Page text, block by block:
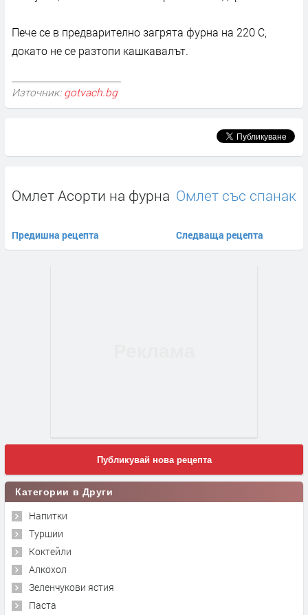
Пече се в предварително загрята фурна на 220 С,
докато не се разтопи кашкавалът.
Източник: gotvach.bg
Омлет Асорти на фурна
Предишна рецепта
Омлет със спанак
Следваща рецепта
Публикувай нова рецепта
Категории в Други
Напитки
Туршии
Коктейли
Алкохол
Зеленчукови ястия
Паста